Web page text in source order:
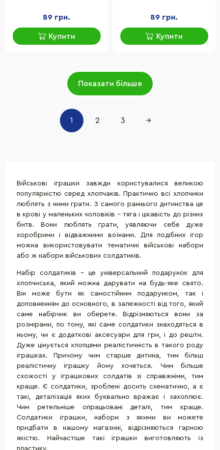
89 грн.
Купити
89 грн.
Купити
Показати більше
1 2 3 →
Військові іграшки завжди користувалися великою
популярністю серед хлопчаків. Практично всі хлопчики
люблять з ними грати. З самого раннього дитинства це
в крові у маленьких чоловіків - тяга і цікавість до різних
битв. Вони люблять грати, уявляючи себе дуже
хоробрими і відважними воїнами. Для подібних ігор
можна використовувати тематичні військові набори
або ж набори військових солдатиків.
Набір солдатиків - це універсальний подарунок для
хлопчиська, який можна дарувати на будь-яке свято.
Він може бути як самостійним подарунком, так і
доповненням до основного, в залежності від того, який
саме набірчик ви оберете. Відрізняються вони за
розмірами, по тому, які саме солдатики знаходяться в
ньому, чи є додаткові аксесуари для гри, і до решти.
Дуже цінується хлопцями реалістичність в такого роду
іграшках. Причому чим старше дитина, тим більш
реалістичну іграшку йому хочеться. Чим більше
схожості у іграшкових солдатів зі справжніми, тим
краще. Є солдатики, зроблені досить схематично, а є
такі, деталізація яких буквально вражає і захоплює.
Чим ретельніше опрацьовані деталі, тим краще.
Солдатики іграшки, набори з якими ви можете
придбати в нашому магазині, відрізняються гарною
якістю. Найчастіше такі іграшки виготовляють із
пластику.